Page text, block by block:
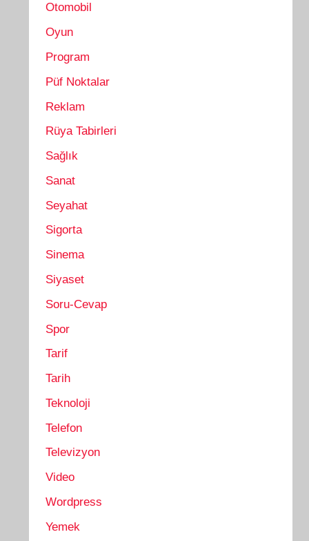
Otomobil
Oyun
Program
Püf Noktalar
Reklam
Rüya Tabirleri
Sağlık
Sanat
Seyahat
Sigorta
Sinema
Siyaset
Soru-Cevap
Spor
Tarif
Tarih
Teknoloji
Telefon
Televizyon
Video
Wordpress
Yemek